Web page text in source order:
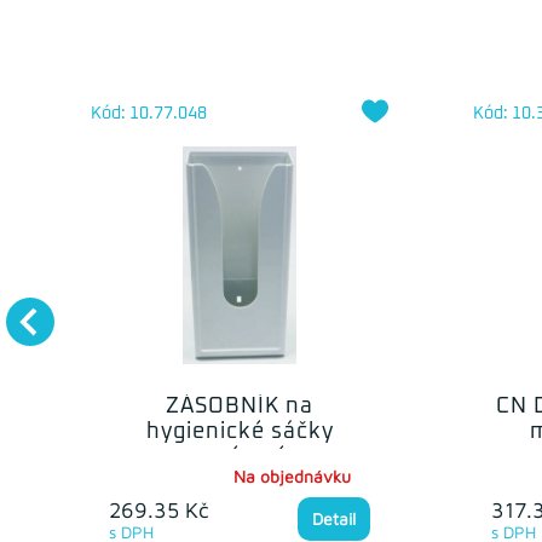
ZÁSOBNÍK na
hygienické sáčky
Kód: 10.77.048
269.35 Kč
s DPH
Na objednávku
Detail
CN
Kód:
s DPH